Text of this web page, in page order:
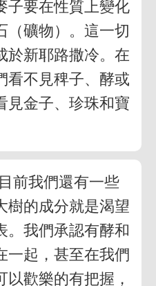
子要在性質上變化
（礦物）。這一切
於新耶路撒冷。在
看不見稗子、酵或
見金子、珍珠和寶
前我們還有一些
樹的成分就是渴望
。我們承認有酵和
一起，甚至在我們
歡樂的有把握，